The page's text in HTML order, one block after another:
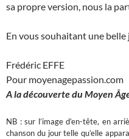
sa propre version, nous la
En vous souhaitant une belle
Frédéric EFFE
Pour moyenagepassion.com
A la découverte du Moyen Â
NB : sur l’image d’en-tête, en
chanson du jour telle qu’elle